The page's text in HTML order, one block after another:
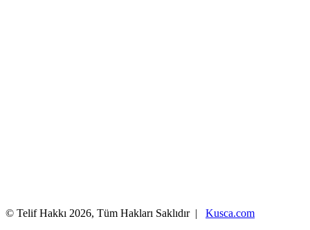
© Telif Hakkı 2026, Tüm Hakları Saklıdır | Kusca.com